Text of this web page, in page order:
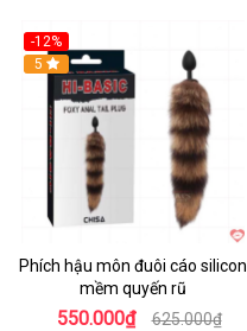
-12%
Hot
5
Phích hậu môn đuôi cáo silicon
mềm quyến rũ
550.000₫ 625.000₫